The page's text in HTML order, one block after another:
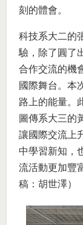
刻的體會。
科技系大二的
驗，除了圓了
合作交流的機
國際舞台。本
路上的能量。
圖傳系大三的
讓國際交流上
中學習新知，
流活動更加豐
稿：胡世澤）